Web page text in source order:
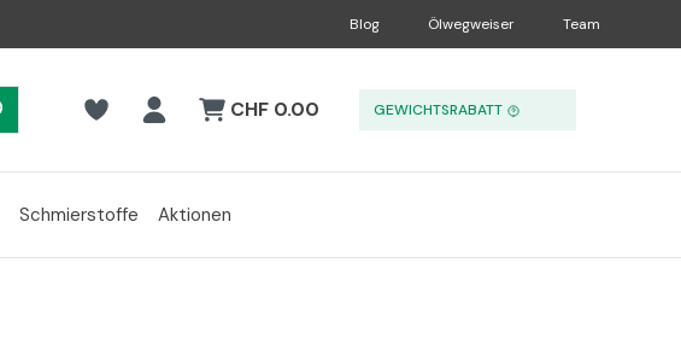
Blog Ölwegweiser Team
CHF 0.00 GEWICHTSRABATT
Schmierstoffe Aktionen